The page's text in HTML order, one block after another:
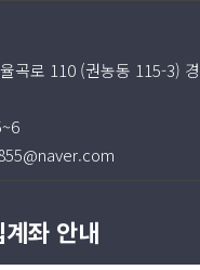
곡로 110 (권농동 115-3)
좌 안내